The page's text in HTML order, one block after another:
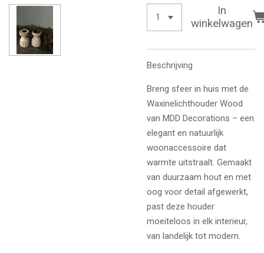
In
winkelwagen
Beschrijving
Breng sfeer in huis met de
Waxinelichthouder Wood
van MDD Decorations – een
elegant en natuurlijk
woonaccessoire dat
warmte uitstraalt. Gemaakt
van duurzaam hout en met
oog voor detail afgewerkt,
past deze houder
moeiteloos in elk interieur,
van landelijk tot modern.